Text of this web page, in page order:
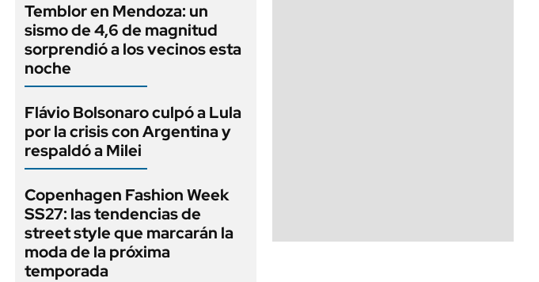
Temblor en Mendoza: un
sismo de 4,6 de magnitud
sorprendió a los vecinos esta
noche
Flávio Bolsonaro culpó a Lula
por la crisis con Argentina y
respaldó a Milei
Copenhagen Fashion Week
SS27: las tendencias de
street style que marcarán la
moda de la próxima
temporada